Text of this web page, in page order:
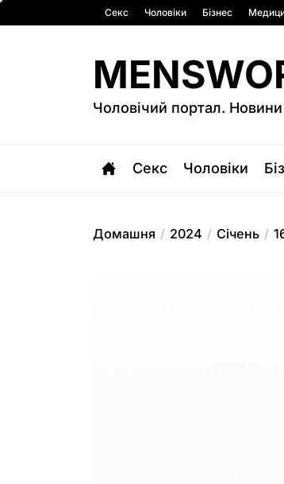
до
Секс Чоловіки Бізнес
Чоловічий портал. Новини
Секс Чоловіки
Домашня 2024 Січень